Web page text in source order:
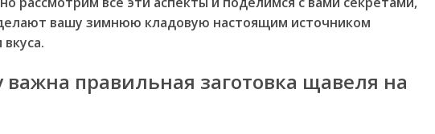
вашу зимнюю кладовую настоящим источником
важна правильная заготовка щавеля на